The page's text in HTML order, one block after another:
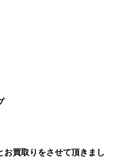
お買取りをさせて頂きまし